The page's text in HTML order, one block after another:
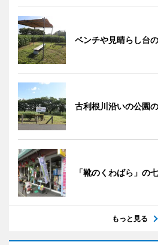
ベンチや見晴らし台
古利根川沿いの公園
「靴のくわばら」の
もっと見る